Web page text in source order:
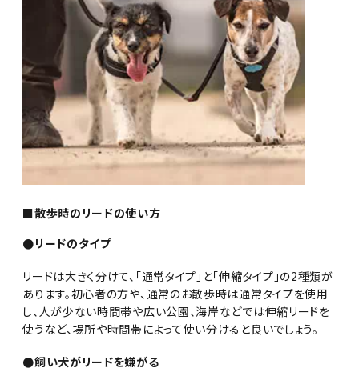
■散歩時のリードの使い方
●リードのタイプ
リードは大きく分けて、「通常タイプ」と「伸縮タイプ」の2種類が
あります。初心者の方や、通常のお散歩時は通常タイプを使用
し、人が少ない時間帯や広い公園、海岸などでは伸縮リードを
使うなど、場所や時間帯によって使い分けると良いでしょう。
●飼い犬がリードを嫌がる